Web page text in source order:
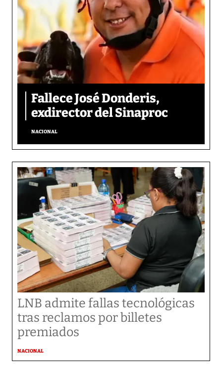
Fallece José Donderis,
exdirector del Sinaproc
NACIONAL
LNB admite fallas tecnológicas
tras reclamos por billetes
premiados
NACIONAL